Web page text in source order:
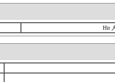
Hit